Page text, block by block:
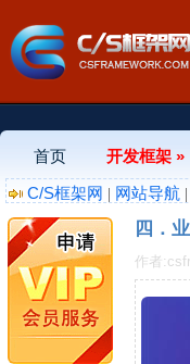
首页 开发框架 »
C/S框架网 | 网站导航 |
四．
作者